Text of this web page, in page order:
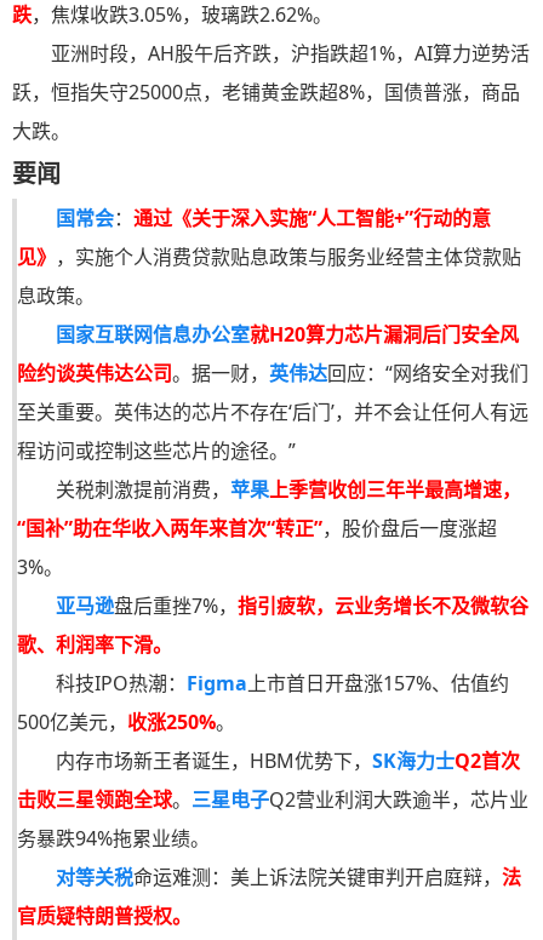
跌，焦煤收跌3.05%，玻璃跌2.62%。
亚洲时段，AH股午后齐跌，沪指跌超1%，AI算力逆势活
跃，恒指失守25000点，老铺黄金跌超8%，国债普涨，商品
大跌。
要闻
国常会： 通过《关于深入实施“人工智能+”行动的意
见》 ，实施个人消费贷款贴息政策与服务业经营主体贷款贴
息政策。
国家互联网信息办公室就H20算力芯片漏洞后门安全风
险约谈英伟达公司。据一财， 英伟达回应：“网络安全对我们
至关重要。英伟达的芯片不存在‘后门’，并不会让任何人有远
程访问或控制这些芯片的途径。”
关税刺激提前消费， 苹果上季营收创三年半最高增速，
“国补”助在华收入两年来首次“转正”，股价盘后一度涨超
3%。
亚马逊盘后重挫7%， 指引疲软，云业务增长不及微软谷
歌、利润率下滑。
科技IPO热潮： Figma上市首日开盘涨157%、估值约
500亿美元， 收涨250%。
内存市场新王者诞生，HBM优势下， SK海力士Q2首次
击败三星领跑全球。 三星电子Q2营业利润大跌逾半，芯片业
务暴跌94%拖累业绩。
对等关税命运难测：美上诉法院关键审判开启庭辩， 法
官质疑特朗普授权。